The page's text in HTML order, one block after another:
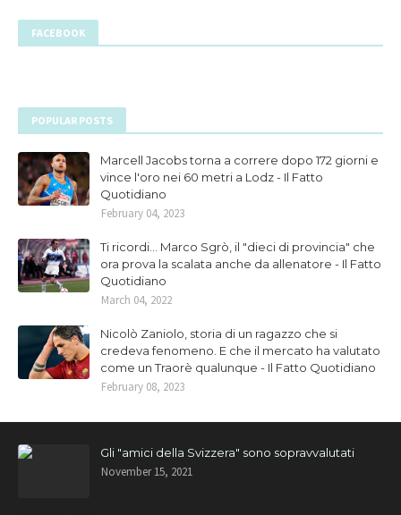
FACEBOOK
POPULAR POSTS
Marcell Jacobs torna a correre dopo 172 giorni e
vince l'oro nei 60 metri a Lodz - Il Fatto
Quotidiano
February 04, 2023
Ti ricordi... Marco Sgrò, il "dieci di provincia" che
ora prova la scalata anche da allenatore - Il Fatto
Quotidiano
March 04, 2022
Nicolò Zaniolo, storia di un ragazzo che si
credeva fenomeno. E che il mercato ha valutato
come un Traorè qualunque - Il Fatto Quotidiano
February 08, 2023
Gli "amici della Svizzera" sono sopravvalutati
November 15, 2021